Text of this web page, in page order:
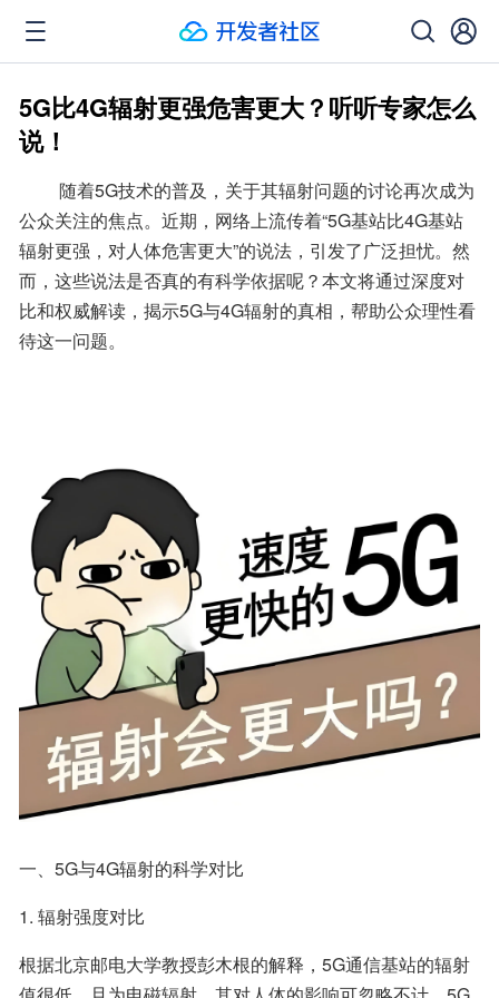
5G比4G辐射更强危害更大？听听专家怎么
说！
公众关注的焦点。近期，网络上流传着“5G基站比4G基站
辐射更强，对人体危害更大”的说法，引发了广泛担忧。然
而，这些说法是否真的有科学依据呢？本文将通过深度对
比和权威解读，揭示5G与4G辐射的真相，帮助公众理性看
待这一问题。
一、5G与4G辐射的科学对比
1. 辐射强度对比
根据北京邮电大学教授彭木根的解释，5G通信基站的辐射